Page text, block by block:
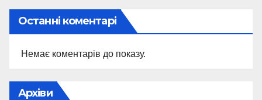
Останні коментарі
Немає коментарів до показу.
Архіви